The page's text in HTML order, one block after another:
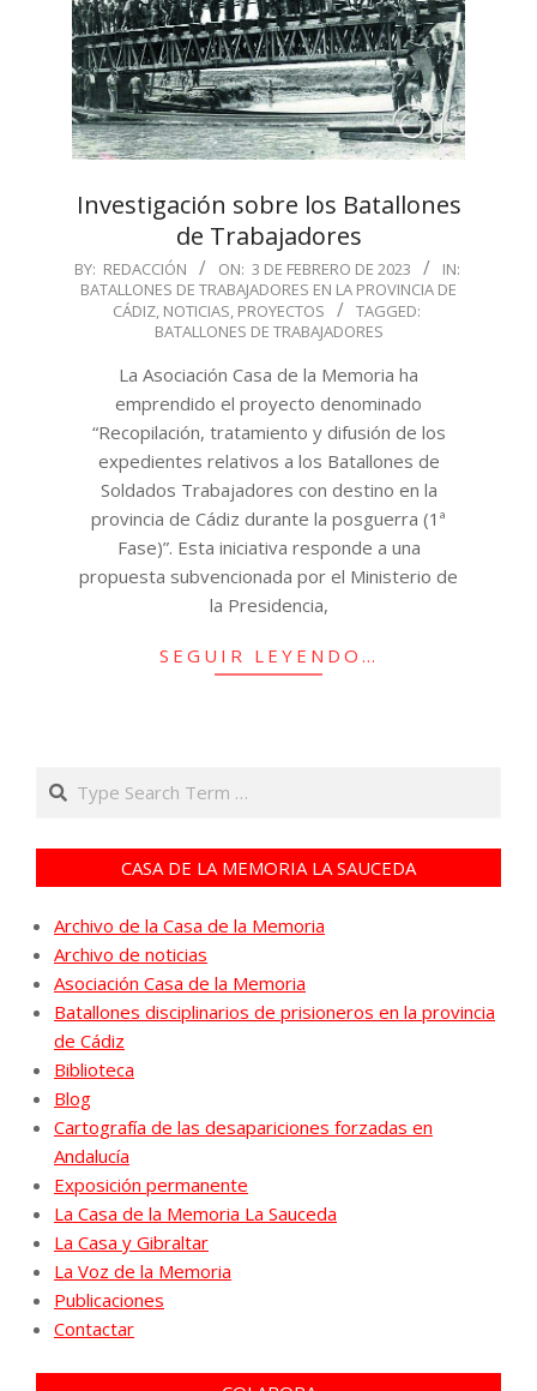
Investigación sobre los Batallones
de Trabajadores
2023-
02-
BY: REDACCIÓN ON: 3 DE FEBRERO DE 2023
IN:
BATALLONES DE TRABAJADORES EN LA PROVINCIA DE
CÁDIZ, NOTICIAS, PROYECTOS
TAGGED:
BATALLONES DE TRABAJADORES
La Asociación Casa de la Memoria ha
emprendido el proyecto denominado
“Recopilación, tratamiento y difusión de los
expedientes relativos a los Batallones de
Soldados Trabajadores con destino en la
provincia de Cádiz durante la posguerra (1ª
Fase)”. Esta iniciativa responde a una
propuesta subvencionada por el Ministerio de
la Presidencia,
SEGUIR LEYENDO…
Search
CASA DE LA MEMORIA LA SAUCEDA
Archivo de la Casa de la Memoria
Archivo de noticias
Asociación Casa de la Memoria
Batallones disciplinarios de prisioneros en la provincia
de Cádiz
Biblioteca
Blog
Cartografía de las desapariciones forzadas en
Andalucía
Exposición permanente
La Casa de la Memoria La Sauceda
La Casa y Gibraltar
La Voz de la Memoria
Publicaciones
Contactar